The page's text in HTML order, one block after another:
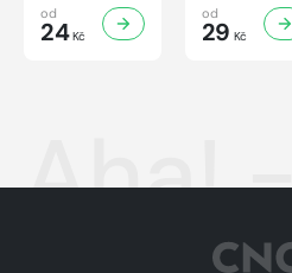
od
24Kč
od
29 Kč
Aha!